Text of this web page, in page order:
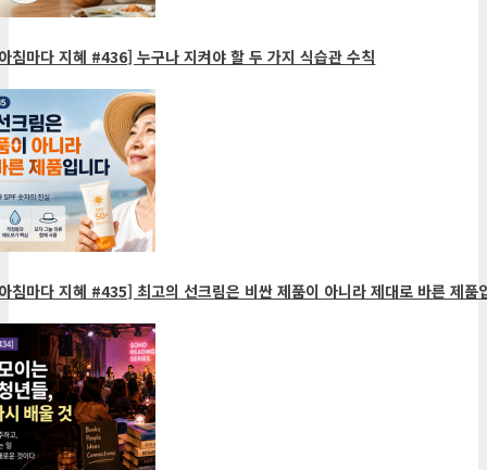
마다 지혜 #436] 누구나 지켜야 할 두 가지 식습관 수칙
마다 지혜 #435] 최고의 선크림은 비싼 제품이 아니라 제대로 바른 제품